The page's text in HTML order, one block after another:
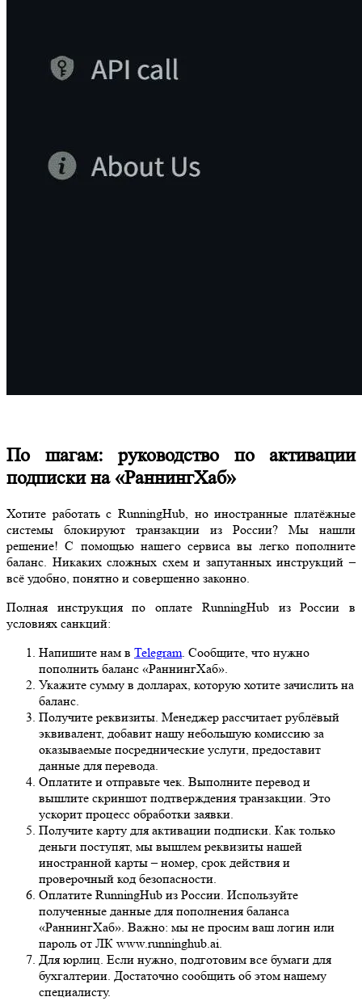
По шагам: руководство по активации
подписки на «РаннингХаб»
Хотите работать с RunningHub, но иностранные платёжные
системы блокируют транзакции из России? Мы нашли
решение! С помощью нашего сервиса вы легко пополните
баланс. Никаких сложных схем и запутанных инструкций –
всё удобно, понятно и совершенно законно.
Полная инструкция по оплате RunningHub из России в
условиях санкций:
Напишите нам в Telegram. Сообщите, что нужно
пополнить баланс «РаннингХаб».
Укажите сумму в долларах, которую хотите зачислить на
баланс.
Получите реквизиты. Менеджер рассчитает рублёвый
эквивалент, добавит нашу небольшую комиссию за
оказываемые посреднические услуги, предоставит
данные для перевода.
Оплатите и отправьте чек. Выполните перевод и
вышлите скриншот подтверждения транзакции. Это
ускорит процесс обработки заявки.
Получите карту для активации подписки. Как только
деньги поступят, мы вышлем реквизиты нашей
иностранной карты – номер, срок действия и
проверочный код безопасности.
Оплатите RunningHub из России. Используйте
полученные данные для пополнения баланса
«РаннингХаб». Важно: мы не просим ваш логин или
пароль от ЛК www.runninghub.ai.
Для юрлиц. Если нужно, подготовим все бумаги для
бухгалтерии. Достаточно сообщить об этом нашему
специалисту.